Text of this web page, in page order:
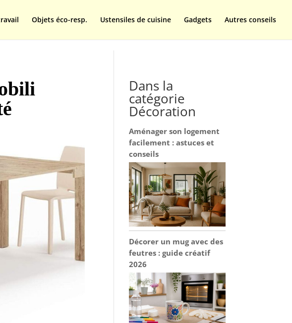
Objets éco-resp. Ustensiles de cuisine Gadgets Autres conseils
Dans la
catégorie
Décoration
Aménager son logement
facilement : astuces et
conseils
Décorer un mug avec des
feutres : guide créatif
2026